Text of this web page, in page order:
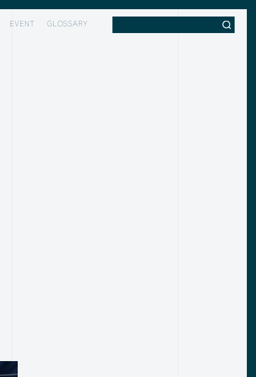
EVENT GLOSSARY